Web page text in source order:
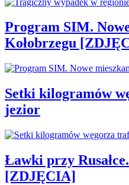
Program SIM.
Kołobrzegu
Setki kilogramów
jezior
Ławki przy
[ZDJĘCIA]